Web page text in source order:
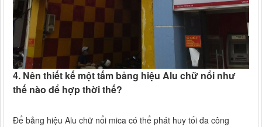
4. Nên thiết kế một tấm bảng hiệu Alu chữ nổi như
thế nào để hợp thời thế?
Để bảng hiệu Alu chữ nổi mica có thể phát huy tối đa công